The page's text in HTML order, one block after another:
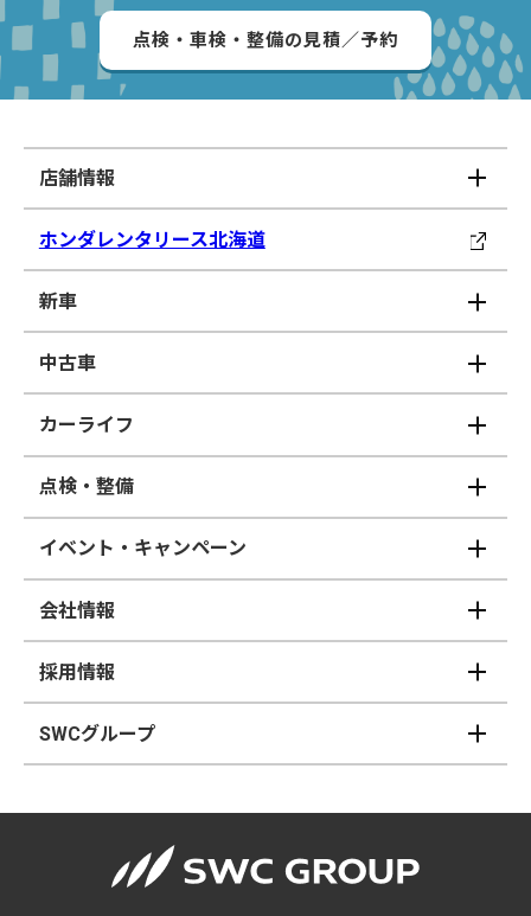
点検・車検・整備の見積／予約
店舗情報
ホンダレンタリース北海道
新車
中古車
カーライフ
点検・整備
イベント・キャンペーン
会社情報
採用情報
SWCグループ